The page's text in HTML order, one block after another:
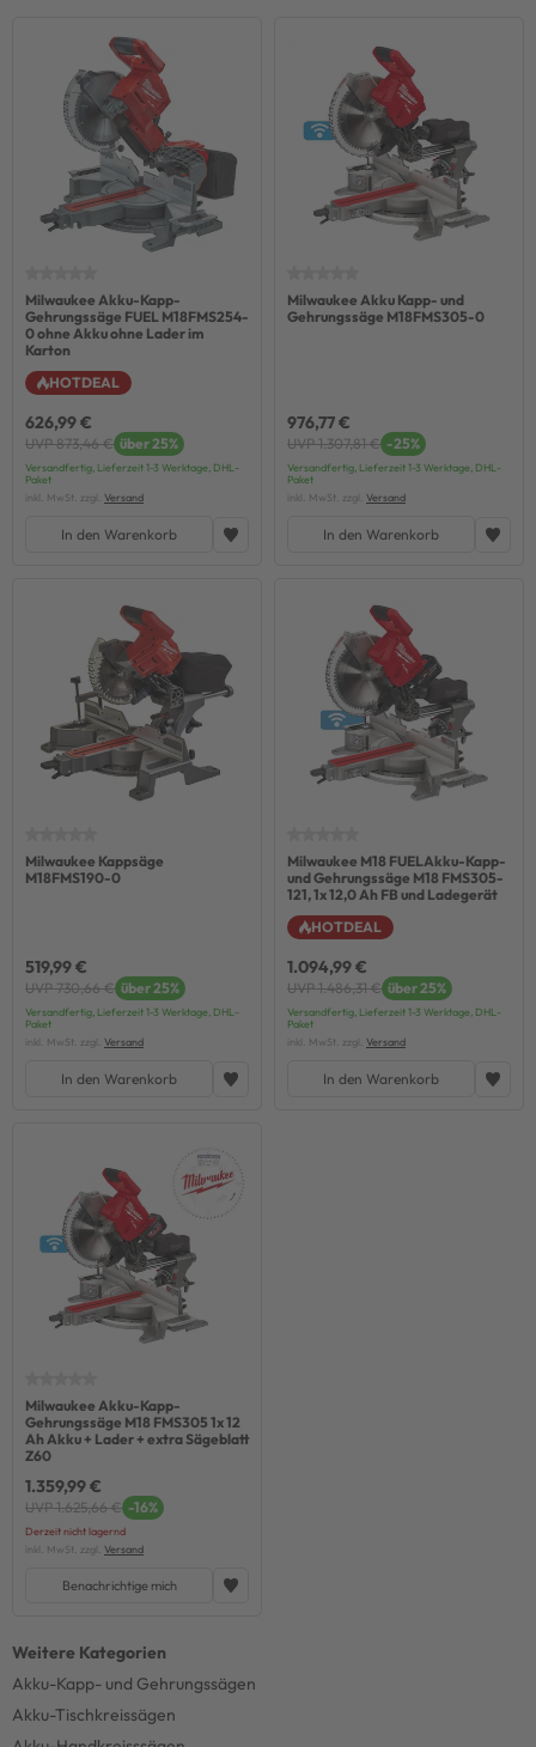
Milwaukee Akku-Kapp-
Gehrungssäge FUEL M18FMS254-
0 ohne Akku ohne Lader im
Karton
HOTDEAL
626,99 €
UVP 873,46 € über 25%
Versandfertig, Lieferzeit 1-3 Werktage, DHL-
Paket
inkl. MwSt. zzgl. Versand
In den Warenkorb
Milwaukee Akku Kapp- und
Gehrungssäge M18FMS305-0
976,77 €
UVP 1.307,81 € -25%
Versandfertig, Lieferzeit 1-3 Werktage, DHL-
Paket
inkl. MwSt. zzgl. Versand
In den Warenkorb
Milwaukee Kappsäge
M18FMS190-0
519,99 €
UVP 730,66 € über 25%
Versandfertig, Lieferzeit 1-3 Werktage, DHL-
Paket
inkl. MwSt. zzgl. Versand
In den Warenkorb
Milwaukee M18 FUELAkku-Kapp-
und Gehrungssäge M18 FMS305-
121, 1x 12,0 Ah FB und Ladegerät
HOTDEAL
1.094,99 €
UVP 1.486,31 € über 25%
Versandfertig, Lieferzeit 1-3 Werktage, DHL-
Paket
inkl. MwSt. zzgl. Versand
In den Warenkorb
Milwaukee Akku-Kapp-
Gehrungssäge M18 FMS305 1x 12
Ah Akku + Lader + extra Sägeblatt
Z60
1.359,99 €
UVP 1.625,66 € -16%
Derzeit nicht lagernd
inkl. MwSt. zzgl. Versand
Benachrichtige mich
Akku-Kapp- und Gehrungssägen
Akku-Tischkreissägen